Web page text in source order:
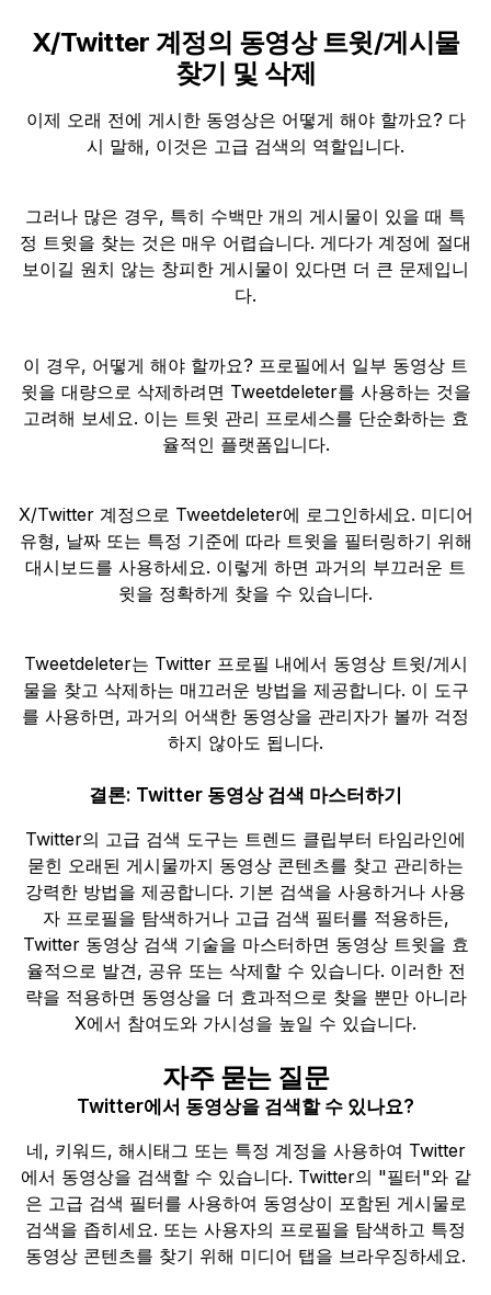
X/Twitter 계정의 동영상 트윗/게시물
찾기 및 삭제
이제 오래 전에 게시한 동영상은 어떻게 해야 할까요? 다
시 말해, 이것은 고급 검색의 역할입니다.
그러나 많은 경우, 특히 수백만 개의 게시물이 있을 때 특
정 트윗을 찾는 것은 매우 어렵습니다. 게다가 계정에 절대
보이길 원치 않는 창피한 게시물이 있다면 더 큰 문제입니
다.
이 경우, 어떻게 해야 할까요? 프로필에서 일부 동영상 트
윗을 대량으로 삭제하려면 Tweetdeleter를 사용하는 것을
고려해 보세요. 이는 트윗 관리 프로세스를 단순화하는 효
율적인 플랫폼입니다.
X/Twitter 계정으로 Tweetdeleter에 로그인하세요. 미디어
유형, 날짜 또는 특정 기준에 따라 트윗을 필터링하기 위해
대시보드를 사용하세요. 이렇게 하면 과거의 부끄러운 트
윗을 정확하게 찾을 수 있습니다.
Tweetdeleter는 Twitter 프로필 내에서 동영상 트윗/게시
물을 찾고 삭제하는 매끄러운 방법을 제공합니다. 이 도구
를 사용하면, 과거의 어색한 동영상을 관리자가 볼까 걱정
하지 않아도 됩니다.
결론: Twitter 동영상 검색 마스터하기
Twitter의 고급 검색 도구는 트렌드 클립부터 타임라인에
묻힌 오래된 게시물까지 동영상 콘텐츠를 찾고 관리하는
강력한 방법을 제공합니다. 기본 검색을 사용하거나 사용
자 프로필을 탐색하거나 고급 검색 필터를 적용하든,
Twitter 동영상 검색 기술을 마스터하면 동영상 트윗을 효
율적으로 발견, 공유 또는 삭제할 수 있습니다. 이러한 전
략을 적용하면 동영상을 더 효과적으로 찾을 뿐만 아니라
X에서 참여도와 가시성을 높일 수 있습니다.
자주 묻는 질문
Twitter에서 동영상을 검색할 수 있나요?
네, 키워드, 해시태그 또는 특정 계정을 사용하여 Twitter
에서 동영상을 검색할 수 있습니다. Twitter의 "필터"와 같
은 고급 검색 필터를 사용하여 동영상이 포함된 게시물로
검색을 좁히세요. 또는 사용자의 프로필을 탐색하고 특정
동영상 콘텐츠를 찾기 위해 미디어 탭을 브라우징하세요.